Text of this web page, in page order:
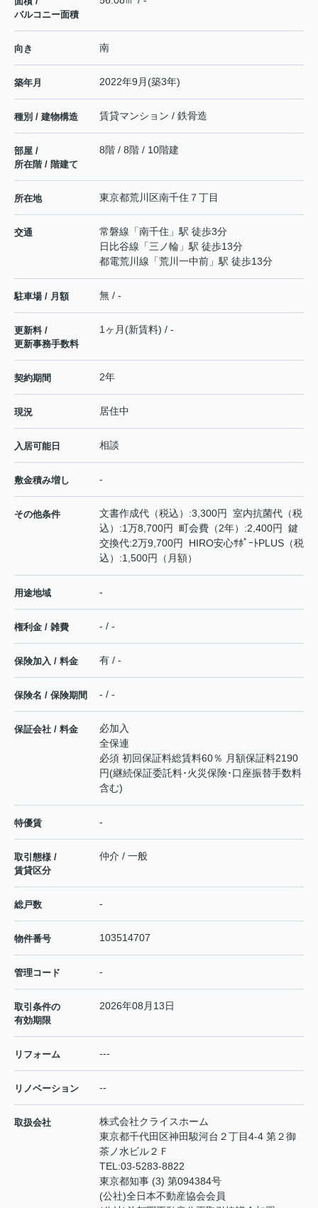
バルコニー面積
向き 南
築年月 2022年9月(築3年)
種別 / 建物構造 賃貸マンション / 鉄骨造
部屋 /
所在階 / 階建て
8階 / 8階 / 10階建
所在地 東京都荒川区南千住 ７丁目
交通 常磐線 「南千住 」駅 徒歩3分
日比谷線 「三ノ輪 」駅 徒歩13分
都電荒川線 「荒川一中前 」駅 徒歩13分
駐車場 / 月額 無 / -
更新料 /
更新事務手数料
1ヶ月(新賃料) / -
契約期間 2年
現況 居住中
入居可能日 相談
敷金積み増し -
その他条件
文書作成代（税込）:3,300円 室内抗菌代（税
込）:1万8,700円 町会費（2年）:2,400円 鍵
交換代:2万9,700円 HIRO安心ｻﾎﾟｰﾄPLUS（税
込）:1,500円（月額）
用途地域 -
権利金 / 雑費 - / -
保険加入 / 料金 有 / -
保険名 / 保険期間 - / -
保証会社 / 料金
必加入
全保連
必須 初回保証料総賃料60％ 月額保証料2190
円(継続保証委託料･火災保険･口座振替手数料
含む)
特優賃 -
取引態様 /
賃貸区分
仲介 / 一般
総戸数 -
物件番号 103514707
管理コード -
取引条件の
有効期限
2026年08月13日
リフォーム ---
リノベーション --
取扱会社
株式会社クライスホーム
東京都千代田区神田駿河台２丁目4-4 第２御
茶ノ水ビル２Ｆ
TEL:03-5283-8822
東京都知事 (3) 第094384号
(公社)全日本不動産協会会員